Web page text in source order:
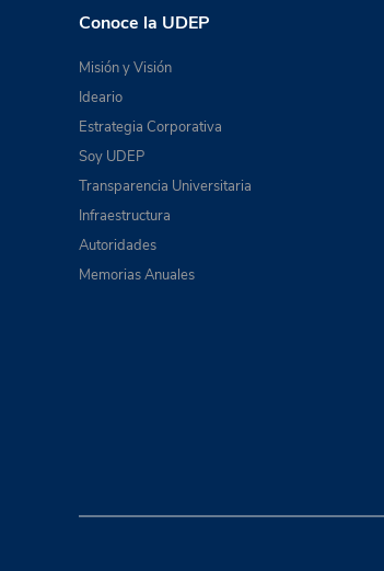
Conoce la UDEP
Misión y Visión
Ideario
Estrategia Corporativa
Soy UDEP
Transparencia Universitaria
Infraestructura
Autoridades
Memorias Anuales